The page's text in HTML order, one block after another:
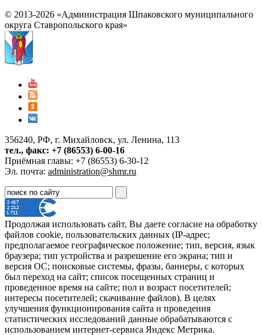
© 2013-2026 «Администрация Шпаковского муниципального
округа Ставропольского края»
356240, РФ, г. Михайловск, ул. Ленина, 113
тел., факс: +7 (86553) 6-00-16
Приёмная главы: +7 (86553) 6-30-12
Эл. почта: administration@shmr.ru
Продолжая использовать сайт, Вы даете согласие на обработку
файлов cookie, пользовательских данных (IP-адрес;
предполагаемое географическое положение; тип, версия, язык
браузера; тип устройства и разрешение его экрана; тип и
версия ОС; поисковые системы, фразы, баннеры, с которых
был переход на сайт; список посещенных страниц и
проведенное время на сайте; пол и возраст посетителей;
интересы посетителей; скачивание файлов). В целях
улучшения функционирования сайта и проведения
статистических исследований данные обрабатываются с
использованием интернет-сервиса Яндекс Метрика.